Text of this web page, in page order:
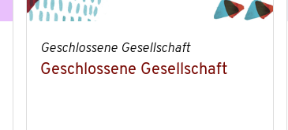
Geschlossene Gesellschaft
Geschlossene Gesellschaft